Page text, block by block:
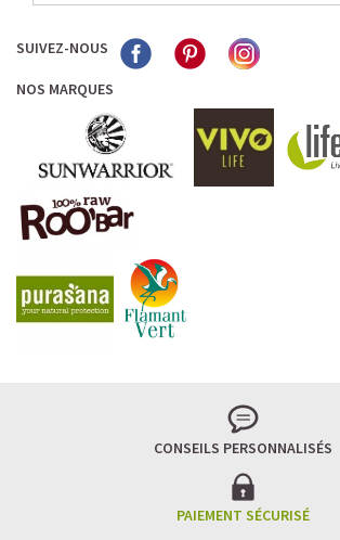
SUIVEZ-NOUS
NOS MARQUES
CONSEILS PERSONNALISÉS
PAIEMENT SÉCURISÉ